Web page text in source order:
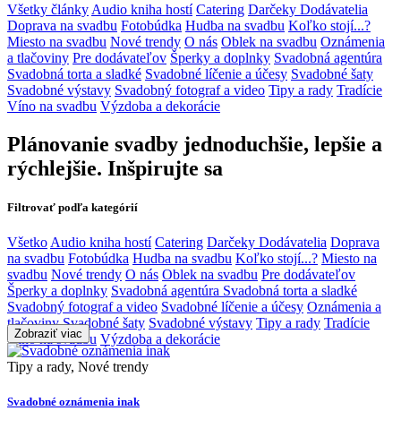
Všetky články Audio kniha hostí Catering Darčeky Dodávatelia
Doprava na svadbu Fotobúdka Hudba na svadbu Koľko stojí...?
Miesto na svadbu Nové trendy O nás Oblek na svadbu Oznámenia
a tlačoviny Pre dodávateľov Šperky a doplnky Svadobná agentúra
Svadobná torta a sladké Svadobné líčenie a účesy Svadobné šaty
Svadobné výstavy Svadobný fotograf a video Tipy a rady Tradície
Víno na svadbu Výzdoba a dekorácie
Plánovanie svadby jednoduchšie, lepšie a
rýchlejšie. Inšpirujte sa
Filtrovať podľa kategórií
Všetko Audio kniha hostí Catering Darčeky Dodávatelia Doprava
na svadbu Fotobúdka Hudba na svadbu Koľko stojí...? Miesto na
svadbu Nové trendy O nás Oblek na svadbu Pre dodávateľov
Šperky a doplnky Svadobná agentúra Svadobná torta a sladké
Svadobný fotograf a video Svadobné líčenie a účesy Oznámenia a
tlačoviny Svadobné šaty Svadobné výstavy Tipy a rady Tradície
Víno na svadbu Výzdoba a dekorácie
Zobraziť viac
Tipy a rady, Nové trendy
Svadobné oznámenia inak